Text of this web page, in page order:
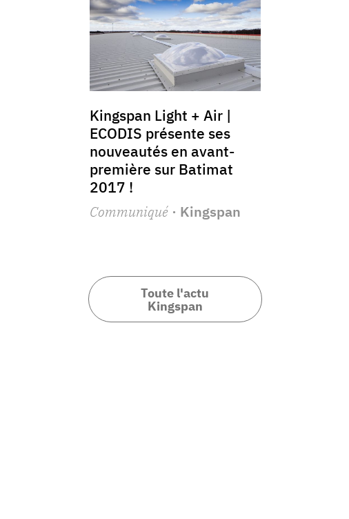
Kingspan Light + Air |
ECODIS présente ses
nouveautés en avant-
première sur Batimat
2017 !
Communiqué· Kingspan
Toute l'actu
Kingspan